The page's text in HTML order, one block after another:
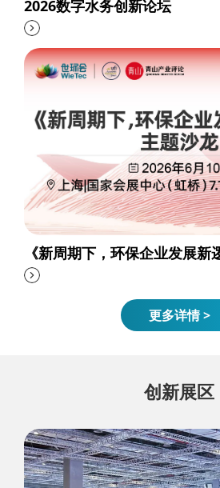
2026数字水务创新论坛
《新周期下，环保企业发展新
更多详情 >
创新展区